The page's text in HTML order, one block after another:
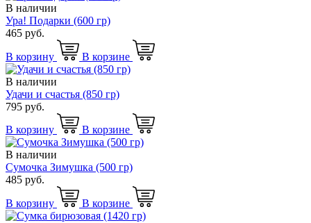
В наличии
Ура! Подарки (600 гр)
465 руб.
В корзину
В корзине
В наличии
Удачи и счастья (850 гр)
795 руб.
В корзину
В корзине
В наличии
Сумочка Зимушка (500 гр)
485 руб.
В корзину
В корзине